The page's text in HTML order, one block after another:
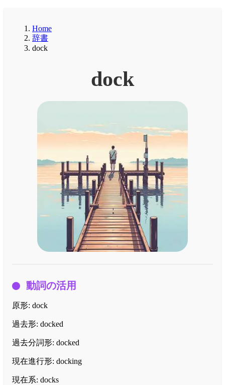
Home
辞書
dock
dock
動詞の活用
原形: dock
過去形: docked
過去分詞形: docked
現在進行形: docking
現在系: docks